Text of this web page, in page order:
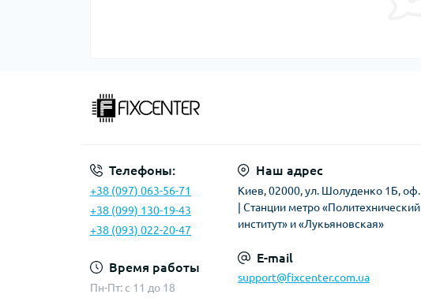
Телефоны:
+38 (097) 063-56-71
+38 (099) 130-19-43
+38 (093) 022-20-47
Время работы
Пн-Пт: c 11 до 18
Наш адрес
Киев, 02000, ул. Шолуденко 1Б, оф.
| Станции метро «Политехнический
институт» и «Лукьяновская»
E-mail
support@fixcenter.com.ua